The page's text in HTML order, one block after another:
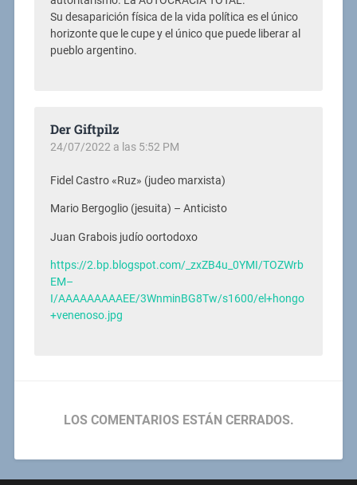
Su desaparición física de la vida política es el único
horizonte que le cupe y el único que puede liberar al
pueblo argentino.
Der Giftpilz
24/07/2022 a las 5:52 PM
Fidel Castro «Ruz» (judeo marxista)
Mario Bergoglio (jesuita) – Anticisto
Juan Grabois judío oortodoxo
https://2.bp.blogspot.com/_zxZB4u_0YMI/TOZWrb
EM–
I/AAAAAAAAAEE/3WnminBG8Tw/s1600/el+hongo
+venenoso.jpg
LOS COMENTARIOS ESTÁN CERRADOS.